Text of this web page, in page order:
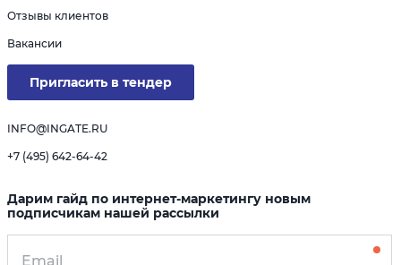
Отзывы клиентов
Вакансии
Пригласить в тендер
INFO@INGATE.RU
+7 (495) 642-64-42
Дарим гайд по интернет-маркетингу новым
подписчикам нашей рассылки